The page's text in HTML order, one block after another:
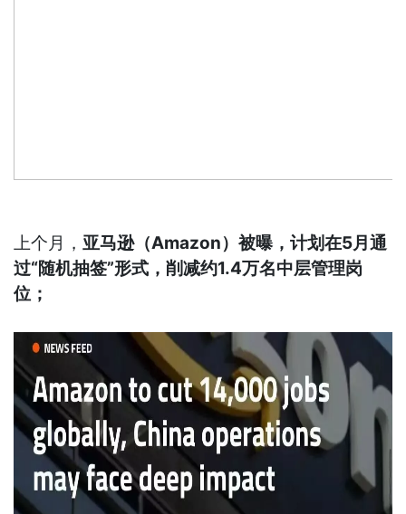
上个月，亚马逊（Amazon）被曝，计划在5月通
过“随机抽签”形式，削减约1.4万名中层管理岗
位；